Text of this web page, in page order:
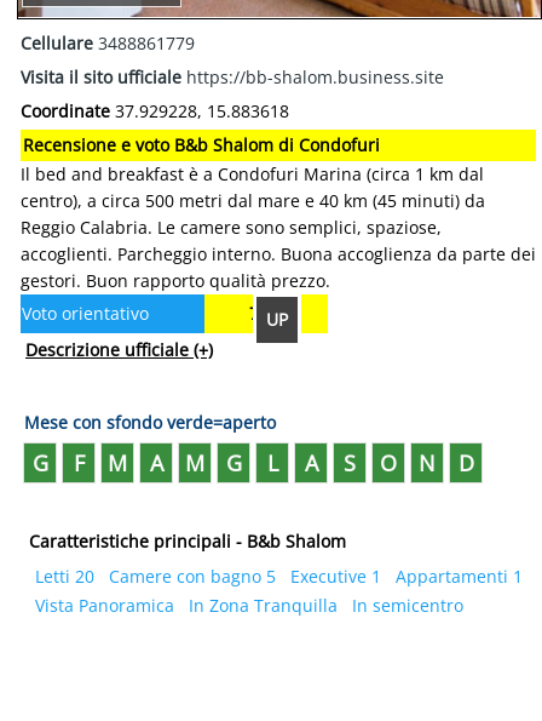
UP
Cellulare 3488861779
Visita il sito ufficiale https://bb-shalom.business.site
Coordinate 37.929228, 15.883618
Recensione e voto B&b Shalom di Condofuri
Il bed and breakfast è a Condofuri Marina (circa 1 km dal
centro), a circa 500 metri dal mare e 40 km (45 minuti) da
Reggio Calabria. Le camere sono semplici, spaziose,
accoglienti. Parcheggio interno. Buona accoglienza da parte dei
gestori. Buon rapporto qualità prezzo.
Voto orientativo
7.50
Descrizione ufficiale (+)
Mese con sfondo verde=aperto
G F M A M G L A S O N D
Caratteristiche principali - B&b Shalom
Letti 20
Camere con bagno 5 Executive 1
Appartamenti 1
Vista Panoramica
In Zona Tranquilla In semicentro